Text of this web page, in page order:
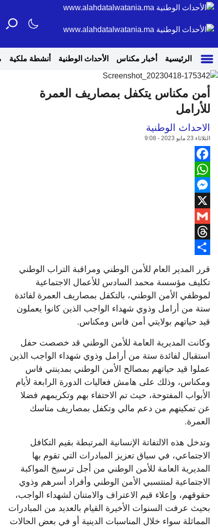
الرئيسية أخبار مكناس الأحداث الوطنية أنشطة ملكية
أمن مكناس يتكفل بمصاريف العمرة
للأرامل
الاحداث الوطنية
الثلاثاء 23 مايو 2023 - 9:08
Facebook
WhatsApp
Messenger
X
Gmail
Threads
Share
قرر المدير العام للأمن الوطني ومراقبة التراب الوطني
تكليف مؤسسة محمد السادس للأعمال الاجتماعية
لموظفي الأمن الوطني، بالتكفل بمصاريف العمرة لفائدة
ستة من أرامل وذوي شهداء الواجب الذين كانوا يعملون
قيد حياتهم بولايتي أمن فاس ومكناس.
وكانت المديرية العامة للأمن الوطني قد خصصت حفل
استقبال لفائدة ستة من أرامل وذوي شهداء الواجب الذين
عملوا قيد حياتهم بمصالح الأمن الوطني بمدينتي فاس
ومكناس، وذلك على هامش فعاليات الدورة الرابعة لأيام
الأبواب المفتوحة، حيث تم الاحتفاء بهم وتكريمهم فضلا
عن تمكينهم من دعم مالي وتكفل بمصاريف مناسك
العمرة.
وتدخل هذه الالتفاتة الإنسانية المرتبطة بقيم التكافل
الاجتماعي، في سياق تعزيز المبادرات التي تقوم بها
المديرية العامة للأمن الوطني من أجل ترسيخ المواكبة
الاجتماعية لمنتسبي الأمن الوطني وأفراد أسرهم وذوي
حقوقهم، وإعلاء قيم الاعتراف والامتنان لشهداء الواجب،
بحيث عرفت السنوات الأخيرة القيام بالعديد من المبادرات
المماثلة سواء خلال المناسبات الدينية أو في بعض الحالات